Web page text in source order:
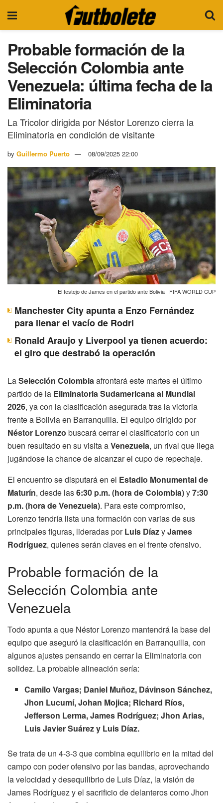
Probable formación de la
Selección Colombia ante
Venezuela: última fecha de la
Eliminatoria
La Tricolor dirigida por Néstor Lorenzo cierra la
Eliminatoria en condición de visitante
by Guillermo Puerto 08/09/2025 22:00
El festejo de James en el partido ante Bolivia | FIFA WORLD CUP
Manchester City apunta a Enzo Fernández
para llenar el vacío de Rodri
Ronald Araujo y Liverpool ya tienen acuerdo:
el giro que destrabó la operación
LaSelección Colombiaafrontará este martes el último
partido de la Eliminatoria Sudamericana al Mundial
2026, ya con la clasificación asegurada tras la victoria
frente a Bolivia en Barranquilla. El equipo dirigido por
Néstor Lorenzo buscará cerrar el clasificatorio con un
buen resultado en su visita aVenezuela, un rival que llega
jugándose la chance de alcanzar el cupo de repechaje.
El encuentro se disputará en el Estadio Monumental de
Maturín, desde las6:30 p.m. (hora de Colombia)y7:30
p.m. (hora de Venezuela). Para este compromiso,
Lorenzo tendría lista una formación con varias de sus
principales figuras, lideradas porLuis DíazyJames
Rodríguez, quienes serán claves en el frente ofensivo.
Probable formación de la
Selección Colombia ante
Venezuela
Todo apunta a que Néstor Lorenzo mantendrá la base del
equipo que aseguró la clasificación en Barranquilla, con
algunos ajustes pensando en cerrar la Eliminatoria con
solidez. La probable alineación sería:
Camilo Vargas; Daniel Muñoz, Dávinson Sánchez,
Jhon Lucumí, Johan Mojica; Richard Ríos,
Jefferson Lerma, James Rodríguez; Jhon Arias,
Luis Javier Suárez y Luis Díaz.
Se trata de un 4-3-3 que combina equilibrio en la mitad del
campo con poder ofensivo por las bandas, aprovechando
la velocidad y desequilibrio de Luis Díaz, la visión de
James Rodríguez y el sacrificio de delanteros como Jhon